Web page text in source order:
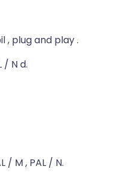
, plug and play .
/ N d.
/ M , PAL / N.